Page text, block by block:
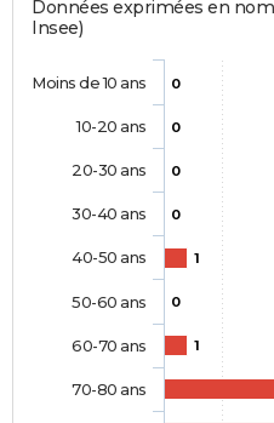
Données exprimées en
Insee)
0
0
0
0
1
0
1
Moins de 10 ans
10-20 ans
20-30 ans
30-40 ans
40-50 ans
50-60 ans
60-70 ans
70-80 ans